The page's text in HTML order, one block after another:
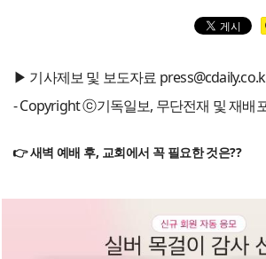
▶ 기사제보 및 보도자료
- Copyright ⓒ기독일보, 무단전재 및 재배
👉 새벽 예배 후, 교회에서 꼭 필요한 것은??